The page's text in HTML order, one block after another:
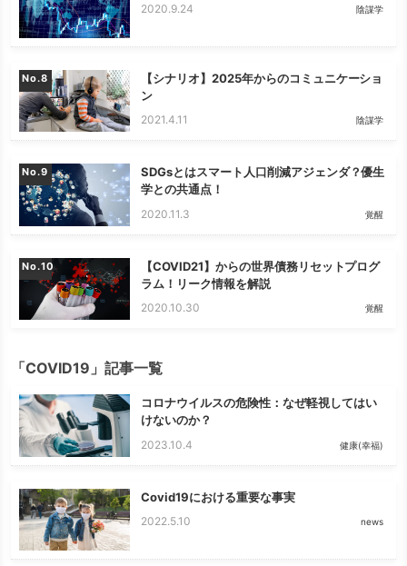
2020.9.24 陰謀学
No.
【シナリオ】2025年からのコミュニケーショ
ン
2021.4.11 陰謀学
No.
SDGsとはスマート人口削減アジェンダ？優生
学との共通点！
2020.11.3 覚醒
No.
【COVID21】からの世界債務リセットプログ
ラム！リーク情報を解説
2020.10.30 覚醒
「COVID19」記事一覧
コロナウイルスの危険性：なぜ軽視してはい
けないのか？
2023.10.4 健康(幸福)
Covid19における重要な事実
2022.5.10 news